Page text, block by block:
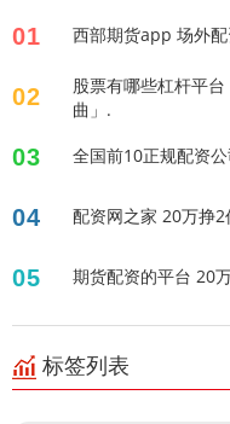
01 西部期货app 场外
02
股票有哪些杠杆平
曲」.
03 全国前10正规配资
04 配资网之家 20万挣2
05 期货配资的平台 20
标签列表